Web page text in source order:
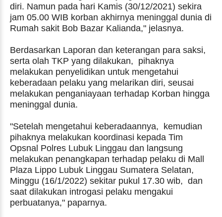
diri. Namun pada hari Kamis (30/12/2021) sekira
jam 05.00 WIB korban akhirnya meninggal dunia di
Rumah sakit Bob Bazar Kalianda," jelasnya.
Berdasarkan Laporan dan keterangan para saksi,
serta olah TKP yang dilakukan, pihaknya
melakukan penyelidikan untuk mengetahui
keberadaan pelaku yang melarikan diri, seusai
melakukan penganiayaan terhadap Korban hingga
meninggal dunia.
"Setelah mengetahui keberadaannya, kemudian
pihaknya melakukan koordinasi kepada Tim
Opsnal Polres Lubuk Linggau dan langsung
melakukan penangkapan terhadap pelaku di Mall
Plaza Lippo Lubuk Linggau Sumatera Selatan,
Minggu (16/1/2022) sekitar pukul 17.30 wib, dan
saat dilakukan introgasi pelaku mengakui
perbuatanya," paparnya.